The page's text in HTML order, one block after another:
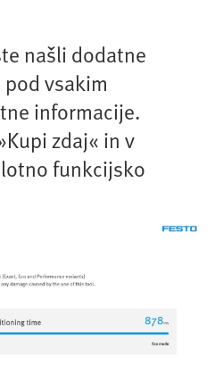
našli dodatne
vsakim
informacije.
zdaj« in v
funkcijsko